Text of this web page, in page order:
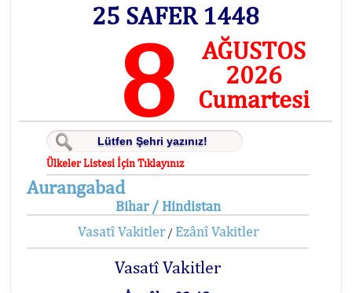
25 SAFER 1448
8
AĞUSTOS
2026
Cumartesi
Ülkeler Listesi İçin Tıklayınız
Aurangabad
Bihar / Hindistan
Vasatî Vakitler/ Ezânî Vakitler
Vasatî Vakitler